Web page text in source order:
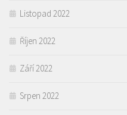
Listopad 2022
Říjen 2022
Září 2022
Srpen 2022